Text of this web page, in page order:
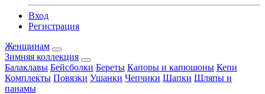
Вход
Регистрация
Женщинам
Зимняя коллекция
Балаклавы Бейсболки Береты Капоры и капюшоны Кепи
Комплекты Повязки Ушанки Чепчики Шапки Шляпы и
панамы